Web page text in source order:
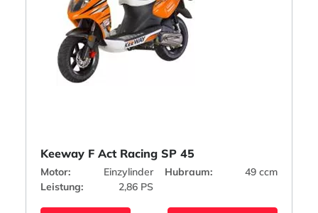
Keeway F Act Racing SP 45
Motor: Einzylinder Hubraum:
49 ccm
Leistung:
2,86 PS